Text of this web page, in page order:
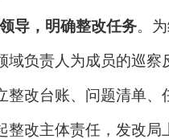
导，明确整改任务。
域负责人为成员的巡
整改台账、问题清单
整改主体责任，发改局